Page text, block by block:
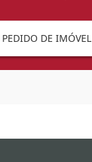
PEDIDO DE IMÓVEL